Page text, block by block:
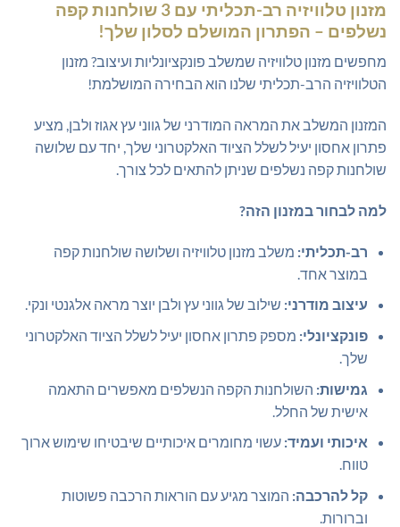
מזנון טלוויזיה רב-תכליתי עם 3 שולחנות קפה
נשלפים – הפתרון המושלם לסלון שלך!
מחפשים מזנון טלוויזיה שמשלב פונקציונליות ועיצוב? מזנון
הטלוויזיה הרב-תכליתי שלנו הוא הבחירה המושלמת!
המזנון המשלב את המראה המודרני של גווני עץ אגוז ולבן, מציע
פתרון אחסון יעיל לשלל הציוד האלקטרוני שלך, יחד עם שלושה
שולחנות קפה נשלפים שניתן להתאים לכל צורך.
למה לבחור במזנון הזה?
רב-תכליתי: משלב מזנון טלוויזיה ושלושה שולחנות קפה
במוצר אחד.
עיצוב מודרני: שילוב של גווני עץ ולבן יוצר מראה אלגנטי ונקי.
פונקציונלי: מספק פתרון אחסון יעיל לשלל הציוד האלקטרוני
שלך.
גמישות: השולחנות הקפה הנשלפים מאפשרים התאמה
אישית של החלל.
איכותי ועמיד: עשוי מחומרים איכותיים שיבטיחו שימוש ארוך
טווח.
קל להרכבה: המוצר מגיע עם הוראות הרכבה פשוטות
וברורות.